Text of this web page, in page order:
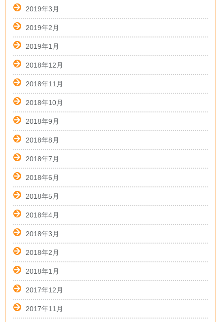
2019年3月
2019年2月
2019年1月
2018年12月
2018年11月
2018年10月
2018年9月
2018年8月
2018年7月
2018年6月
2018年5月
2018年4月
2018年3月
2018年2月
2018年1月
2017年12月
2017年11月